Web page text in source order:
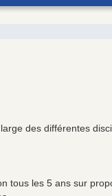
des différentes
tous les 5 ans sur